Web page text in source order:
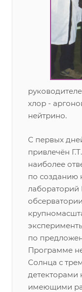
хлор -
нейтрино.
С первых
привлечён
наиболее
по созданию
лабораторий
по
Программе
Солнца с
детекторами
имеющими